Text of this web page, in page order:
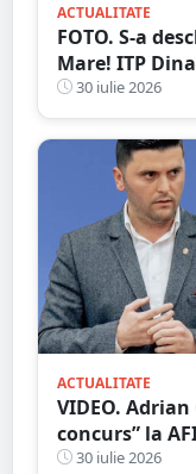
ACTUALITATE
FOTO. S-a
Mare! ITP
și servicii de
30 iulie 2026
ACTUALITATE
VIDEO.
concurs” la
30 iulie 2026